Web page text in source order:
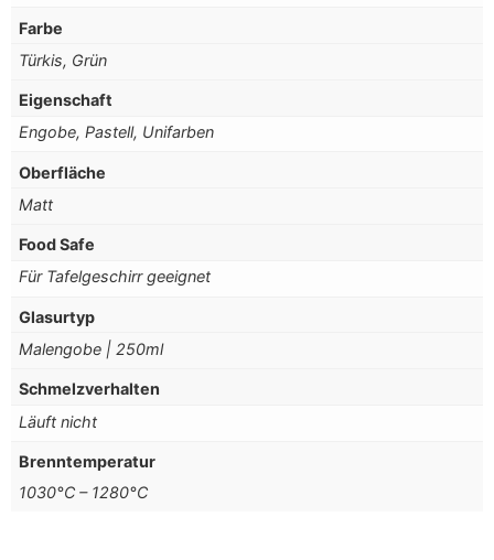
Farbe
Türkis, Grün
Eigenschaft
Engobe, Pastell, Unifarben
Oberfläche
Matt
Food Safe
Für Tafelgeschirr geeignet
Glasurtyp
Malengobe | 250ml
Schmelzverhalten
Läuft nicht
Brenntemperatur
1030°C – 1280°C